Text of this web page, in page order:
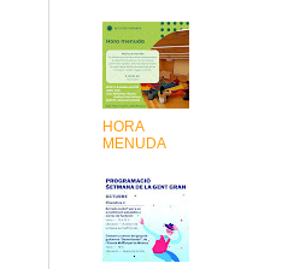
HORA
MENUDA